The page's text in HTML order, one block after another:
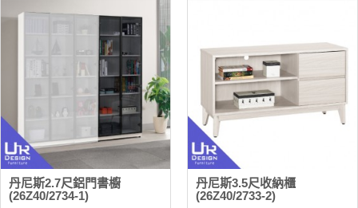
丹尼斯2.7尺鋁門書櫥
(26Z40/2734-1)
丹尼斯3.5尺收納櫃
(26Z40/2733-2)